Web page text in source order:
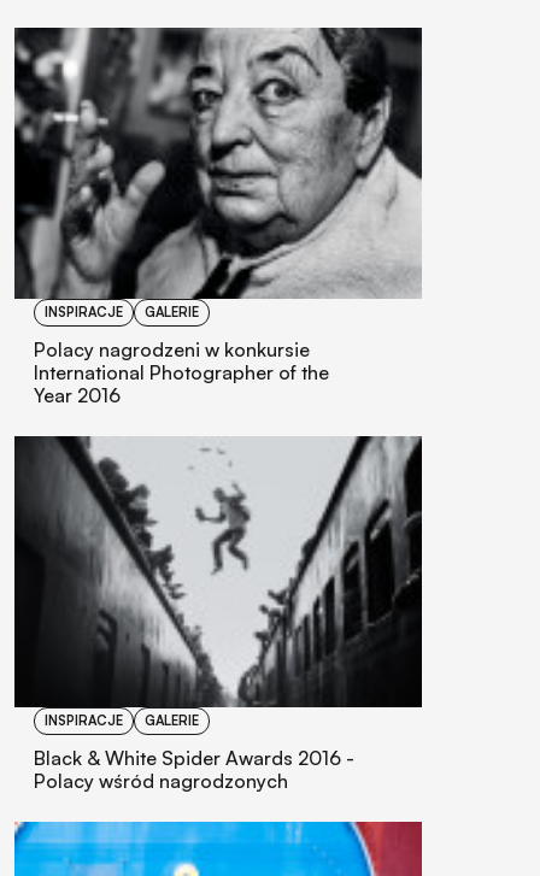
INSPIRACJE GALERIE
Polacy nagrodzeni w konkursie
International Photographer of the
Year 2016
INSPIRACJE GALERIE
Black & White Spider Awards 2016 -
Polacy wśród nagrodzonych